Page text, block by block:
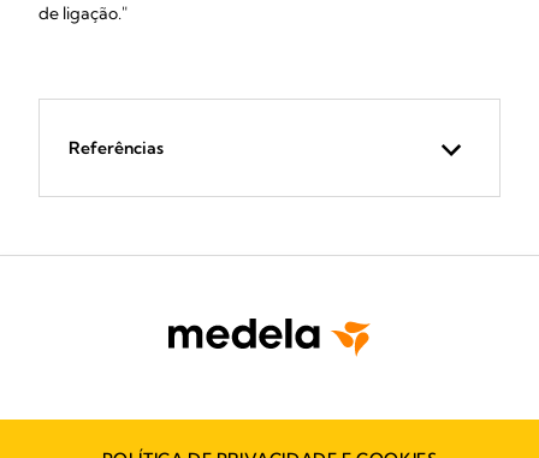
de ligação."
Referências